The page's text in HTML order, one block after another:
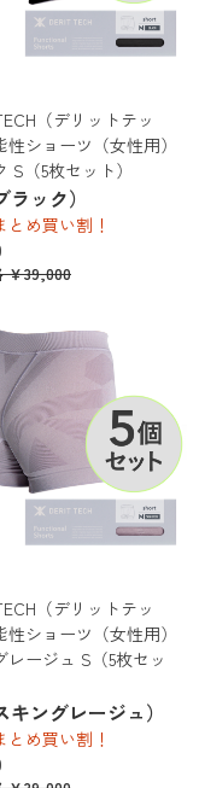
（デリットテッ
性ショーツ（女性用）
S（5枚セット）
ック）
とめ買い割！
￥39,000
（デリットテッ
性ショーツ（女性用）
レージュ S（5枚セッ
キングレージュ）
とめ買い割！